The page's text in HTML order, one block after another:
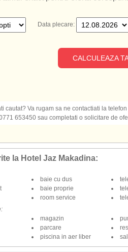
Data plecare:
CALCULEAZA
cautat? Va rugam sa ne contactiati la telefon
653450 sau completati o solicitare de
la Hotel Jaz Makadina:
baie cu dus
baie proprie
room service
magazin
parcare
piscina in aer liber